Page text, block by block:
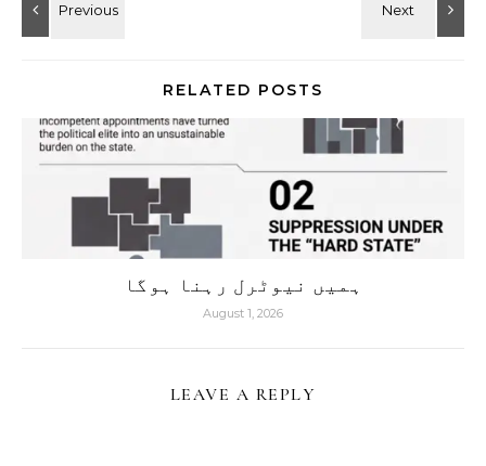
RELATED POSTS
ہمیں نیوٹرل رہنا ہوگا
August 1, 2026
LEAVE A REPLY